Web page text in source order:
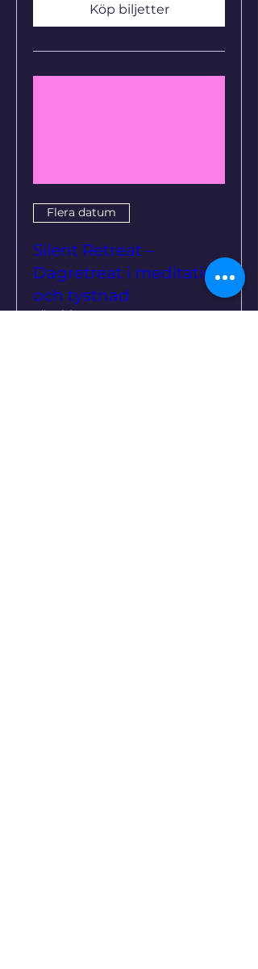
Köp biljetter
Flera datum
Silent Retreat –
Dagretreat i meditation
och tystnad
sön 20 sep.